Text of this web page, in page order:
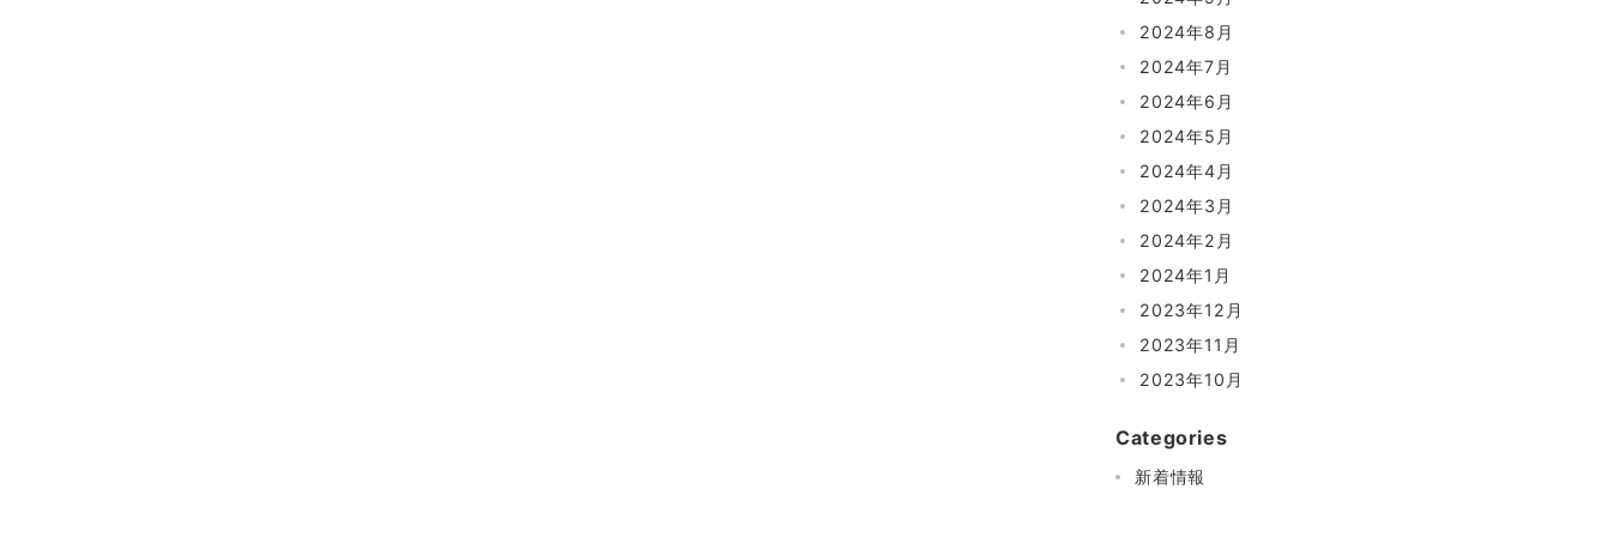
2024年8月
2024年7月
2024年6月
2024年5月
2024年4月
2024年3月
2024年2月
2024年1月
2023年12月
2023年11月
2023年10月
Categories
新着情報